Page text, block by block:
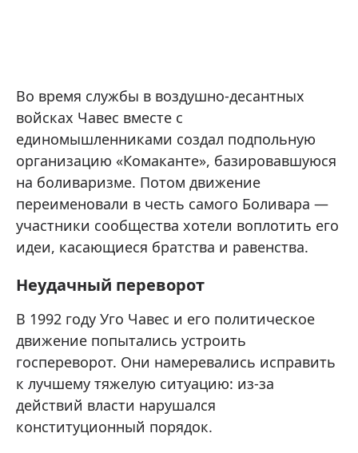
Во время службы в воздушно-десантных
войсках Чавес вместе с
единомышленниками создал подпольную
организацию «Комаканте», базировавшуюся
на боливаризме. Потом движение
переименовали в честь самого Боливара —
участники сообщества хотели воплотить его
идеи, касающиеся братства и равенства.
Неудачный переворот
В 1992 году Уго Чавес и его политическое
движение попытались устроить
госпереворот. Они намеревались исправить
к лучшему тяжелую ситуацию: из-за
действий власти нарушался
конституционный порядок.